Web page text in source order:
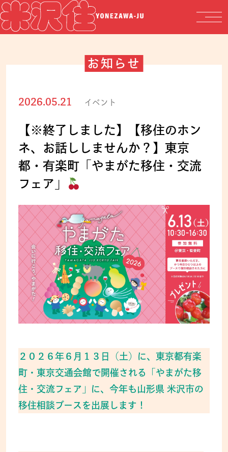
お知らせ
2026.05.21 イベント
【※終了しました】【移住のホン
ネ、お話ししませんか？】東京
都・有楽町「やまがた移住・交流
フェア」
２０２６年６月１３日（土）に、東京都有楽
町・東京交通会館で開催される「やまがた移
住・交流フェア」に、今年も山形県 米沢市の
移住相談ブースを出展します！